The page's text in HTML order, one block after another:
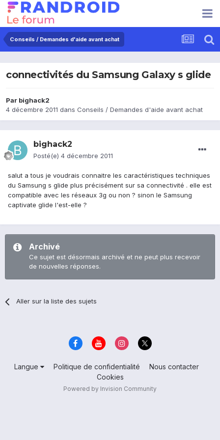
Conseils / Demandes d'aide avant achat
connectivités du Samsung Galaxy s glide
Par bighack2
4 décembre 2011 dans Conseils / Demandes d'aide avant achat
bighack2
Posté(e) 4 décembre 2011
salut a tous je voudrais connaitre les caractéristiques techniques
du Samsung s glide plus précisément sur sa connectivité . elle est
compatible avec les réseaux 3g ou non ? sinon le Samsung
captivate glide l'est-elle ?
Archivé
Ce sujet est désormais archivé et ne peut plus recevoir
de nouvelles réponses.
Aller sur la liste des sujets
Langue Politique de confidentialité
Nous contacter
Cookies
Powered by Invision Community